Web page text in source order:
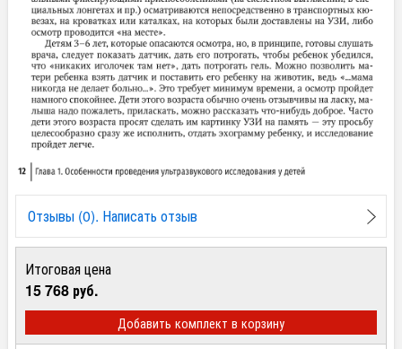
Отзывы (0). Написать отзыв
Итоговая цена
15 768 руб.
Добавить комплект в корзину